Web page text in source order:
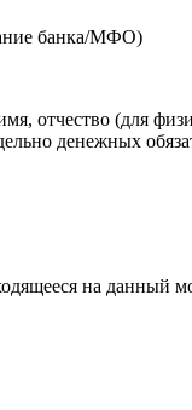
банка/МФО)
отчество (для
денежных
на данный